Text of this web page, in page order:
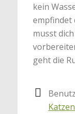
kein
empfindet
musst
geht die